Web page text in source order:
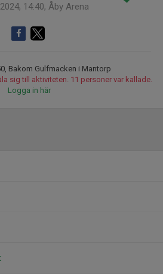
14:40, Åby Arena
Bakom Gulfmacken i Mantorp
sig till aktiviteten. 11 personer var kallade.
Logga in här